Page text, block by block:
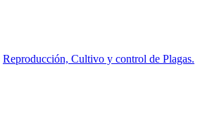
Reproducción, Cultivo y control de Plagas.